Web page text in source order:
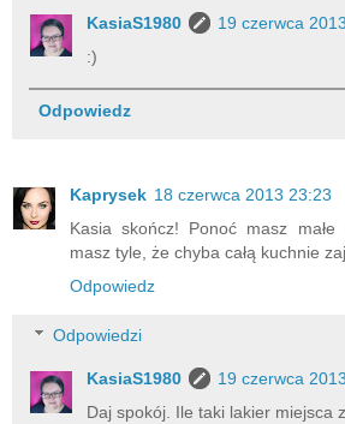
KasiaS1980
19 czerwca
:)
Odpowiedz
Kaprysek 18 czerwca 2013 23:23
Kasia skończ! Ponoć masz
masz tyle, że chyba całą kuchnie
Odpowiedz
Odpowiedzi
KasiaS1980
19 czerwca
Daj spokój. Ile taki lakier miejsca